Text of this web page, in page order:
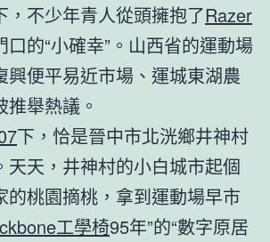
，不少年青人從頭擁抱了Razer
口的“小確幸”。山西省的運動場
興便平易近市場、運城東湖農
舉熱議。
下，恰是晉中市北洸鄉井神村
天天，井神村的小白城市起個
的桃園摘桃，拿到運動場早市
工學椅95年”的“數字原居